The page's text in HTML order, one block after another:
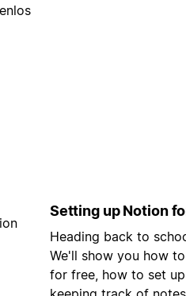
Setting up Notion
Heading back to
We'll show you how
for free, how to set